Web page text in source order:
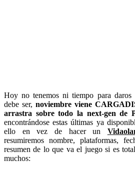
Hoy no tenemos ni tiempo para
debe ser, noviembre viene
arrastra sobre todo la next-gen de
encontrándose estas últimas ya
ello en vez de hacer un
resumiremos nombre, plataformas,
resumen de lo que va el juego si es
muchos: